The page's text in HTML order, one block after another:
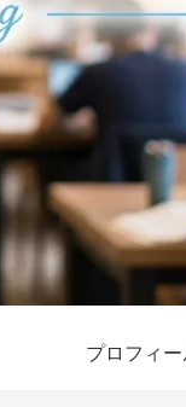
プロフィー